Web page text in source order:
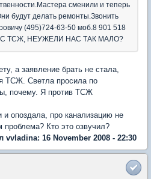
сменили и теперь
будут делать ремонты.Звонить
(495)724-63-50 моб.8 901 518
ТСЖ, НЕУЖЕЛИ НАС ТАК МАЛО?
а заявление брать не стала,
ТСЖ. Светла просила по
почему. Я против ТСЖ
опоздала, про канализацию не
Кто это озвучил?
16 November 2008 - 22:30